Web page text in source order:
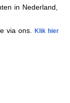
in Nederland,
via ons. Klik hier